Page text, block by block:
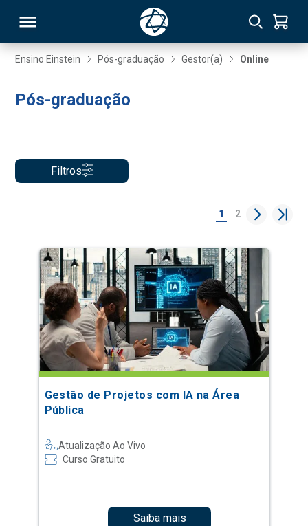
Ensino Einstein Pós-graduação Gestor(a) Online
Pós-graduação
Filtros
1 2
Gestão de Projetos com IA na Área
Pública
Atualização Ao Vivo
Curso Gratuito
Saiba mais